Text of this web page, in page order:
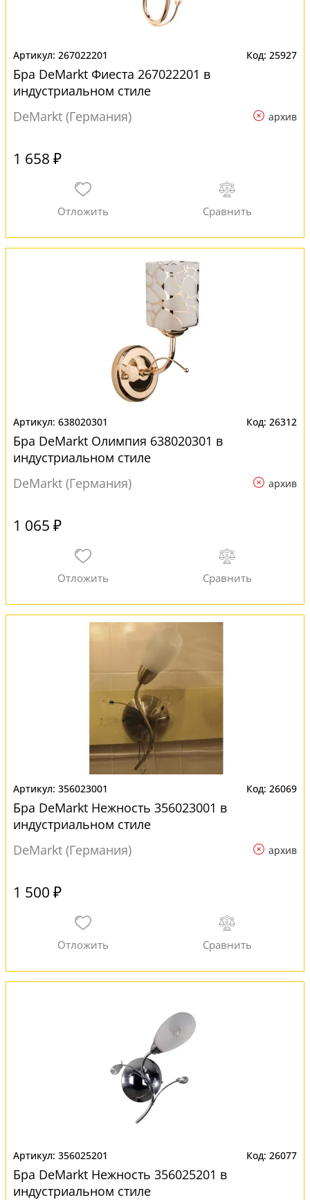
267022201 25927
Бра DeMarkt Фиеста 267022201 в
индустриальном стиле
DeMarkt (Германия)
архив
1 658 ₽
638020301 26312
Бра DeMarkt Олимпия 638020301 в
индустриальном стиле
DeMarkt (Германия)
архив
1 065 ₽
356023001 26069
Бра DeMarkt Нежность 356023001 в
индустриальном стиле
DeMarkt (Германия)
архив
1 500 ₽
356025201 26077
Бра DeMarkt Нежность 356025201 в
индустриальном стиле